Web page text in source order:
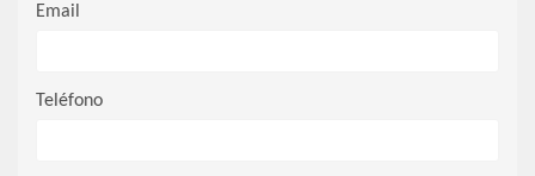
Email
Teléfono